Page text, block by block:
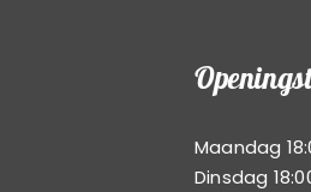
Maandag
Dinsdag